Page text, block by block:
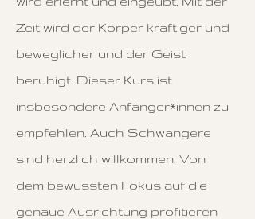
Zeit wird der Körper kräftiger und
beweglicher und der Geist
beruhigt. Dieser Kurs ist
insbesondere Anfänger*innen zu
empfehlen. Auch Schwangere
sind herzlich willkommen. Von
dem bewussten Fokus auf die
genaue Ausrichtung profitieren